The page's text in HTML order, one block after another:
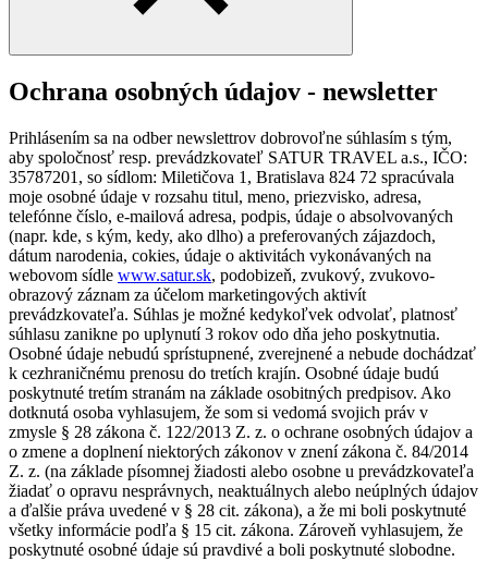
Ochrana osobných údajov - newsletter
Prihlásením sa na odber newslettrov dobrovoľne súhlasím s tým,
aby spoločnosť resp. prevádzkovateľ SATUR TRAVEL a.s., IČO:
35787201, so sídlom: Miletičova 1, Bratislava 824 72 spracúvala
moje osobné údaje v rozsahu titul, meno, priezvisko, adresa,
telefónne číslo, e-mailová adresa, podpis, údaje o absolvovaných
(napr. kde, s kým, kedy, ako dlho) a preferovaných zájazdoch,
dátum narodenia, cokies, údaje o aktivitách vykonávaných na
webovom sídle www.satur.sk, podobizeň, zvukový, zvukovo-
obrazový záznam za účelom marketingových aktivít
prevádzkovateľa. Súhlas je možné kedykoľvek odvolať, platnosť
súhlasu zanikne po uplynutí 3 rokov odo dňa jeho poskytnutia.
Osobné údaje nebudú sprístupnené, zverejnené a nebude dochádzať
k cezhraničnému prenosu do tretích krajín. Osobné údaje budú
poskytnuté tretím stranám na základe osobitných predpisov. Ako
dotknutá osoba vyhlasujem, že som si vedomá svojich práv v
zmysle § 28 zákona č. 122/2013 Z. z. o ochrane osobných údajov a
o zmene a doplnení niektorých zákonov v znení zákona č. 84/2014
Z. z. (na základe písomnej žiadosti alebo osobne u prevádzkovateľa
žiadať o opravu nesprávnych, neaktuálnych alebo neúplných údajov
a ďalšie práva uvedené v § 28 cit. zákona), a že mi boli poskytnuté
všetky informácie podľa § 15 cit. zákona. Zároveň vyhlasujem, že
poskytnuté osobné údaje sú pravdivé a boli poskytnuté slobodne.